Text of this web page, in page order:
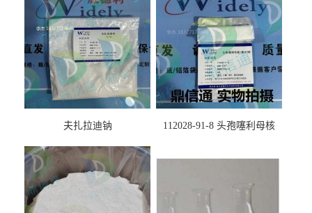
夫扎拉迪钠
112028-91-8 头孢噻利母核